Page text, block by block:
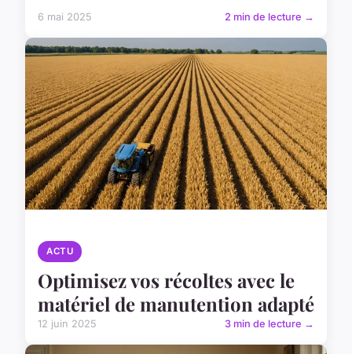
6 mai 2025 2 min de lecture →
ACTU
Optimisez vos récoltes avec le
matériel de manutention adapté
12 juin 2025 3 min de lecture →